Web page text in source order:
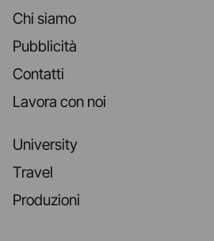
Chi siamo
Pubblicità
Contatti
Lavora con noi
University
Travel
Produzioni